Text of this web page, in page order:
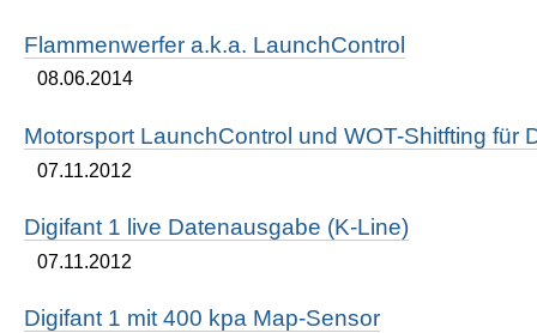
Flammenwerfer a.k.a. LaunchControl
08.06.2014
Motorsport LaunchControl und WOT-Shitfting für
07.11.2012
Digifant 1 live Datenausgabe (K-Line)
07.11.2012
Digifant 1 mit 400 kpa Map-Sensor